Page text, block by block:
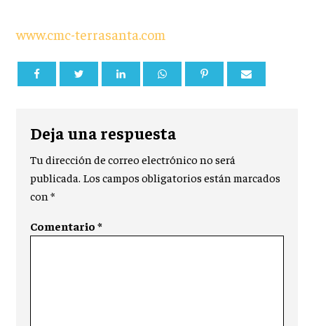
www.cmc-terrasanta.com
Deja una respuesta
Tu dirección de correo electrónico no será
publicada. Los campos obligatorios están marcados
con*
Comentario*